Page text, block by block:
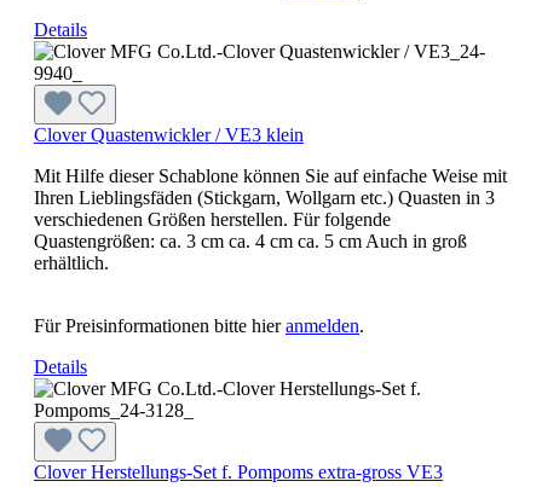
Details
Clover Quastenwickler / VE3 klein
Mit Hilfe dieser Schablone können Sie auf einfache Weise mit
Ihren Lieblingsfäden (Stickgarn, Wollgarn etc.) Quasten in 3
verschiedenen Größen herstellen. Für folgende
Quastengrößen: ca. 3 cm ca. 4 cm ca. 5 cm Auch in groß
erhältlich.
Für Preisinformationen bitte hieranmelden.
Details
Clover Herstellungs-Set f. Pompoms extra-gross VE3